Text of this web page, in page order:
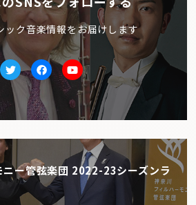
ック音楽情報をお届けします
TwitterfacebookYoutube
ー管弦楽団 2022-23シーズンラ